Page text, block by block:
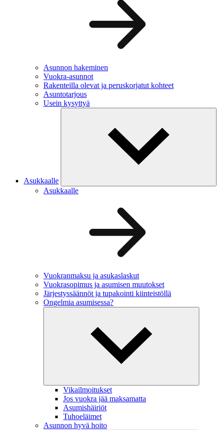
Asunnon hakeminen
Vuokra-asunnot
Rakenteilla olevat ja peruskorjatut kohteet
Asuntotarjous
Usein kysyttyä
Asukkaalle
Asukkaalle
Vuokranmaksu ja asukaslaskut
Vuokrasopimus ja asumisen muutokset
Järjestyssäännöt ja tupakointi kiinteistöllä
Ongelmia asumisessa?
Vikailmoitukset
Jos vuokra jää maksamatta
Asumishäiriöt
Tuhoeläimet
Asunnon hyvä hoito